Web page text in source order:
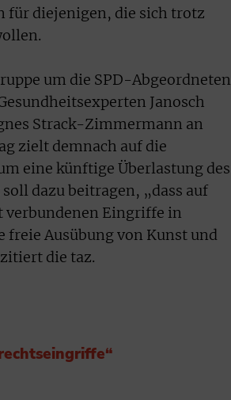
für diejenigen, die sich trotz
um die SPD-Abgeordneten
Janosch
Strack-Zimmermann an
zielt demnach auf die
eine künftige Überlastung des
dazu beitragen, „dass auf
verbundenen Eingriffe in
freie Ausübung von Kunst und
die taz.